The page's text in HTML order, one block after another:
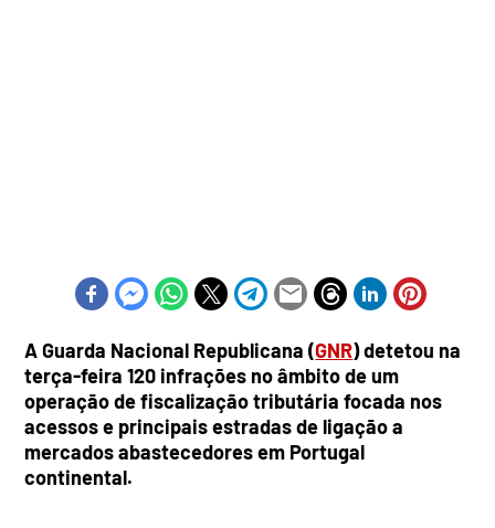
A Guarda Nacional Republicana (GNR) detetou na
terça-feira 120 infrações no âmbito de um
operação de fiscalização tributária focada nos
acessos e principais estradas de ligação a
mercados abastecedores em Portugal
continental.